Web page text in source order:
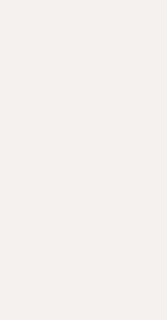
auto
ons
klanten?
rechten